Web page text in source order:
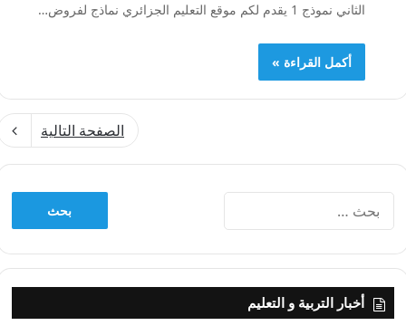
الثاني نموذج 1 يقدم لكم موقع التعليم الجزائري نماذج لفروض…
أكمل القراءة »
الصفحة التالية
عن:
أخبار التربية و التعليم